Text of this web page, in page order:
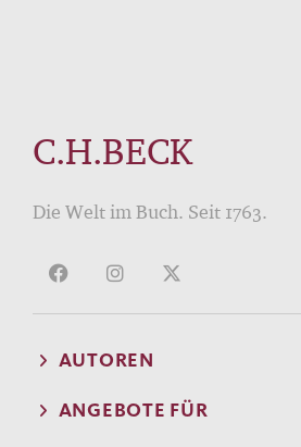
C.H.BECK
Die Welt im Buch. Seit 1763.
AUTOREN
ANGEBOTE FÜR